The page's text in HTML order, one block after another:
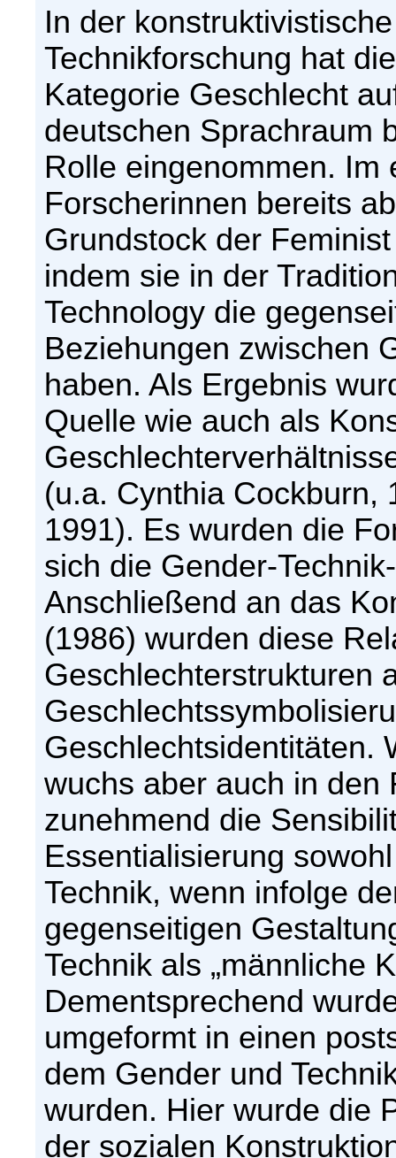
In der
Technikforschung hat
Kategorie Geschlecht
deutschen Sprachraum
Rolle eingenommen.
Forscherinnen bereits
Grundstock der
indem sie in der
Technology die
Beziehungen zwischen
haben. Als Ergebnis
Quelle wie auch als
(u.a. Cynthia Cockburn,
1991). Es wurden die
sich die Gender-
Anschließend an das
(1986) wurden diese
Geschlechterstrukturen
Geschlechtsidentitäten.
wuchs aber auch in den
zunehmend die
Essentialisierung
Technik, wenn infolge
gegenseitigen
Technik als „männliche
Dementsprechend
umgeformt in einen
dem Gender und
wurden. Hier wurde die
der sozialen